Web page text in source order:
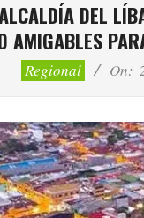
DEL
AMIGABLES
Regional On: